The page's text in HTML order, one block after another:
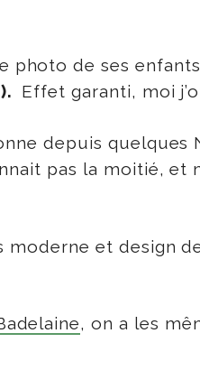
photo de ses
Effet garanti, moi
depuis quelques
pas la moitié,
moderne et design
, on a les